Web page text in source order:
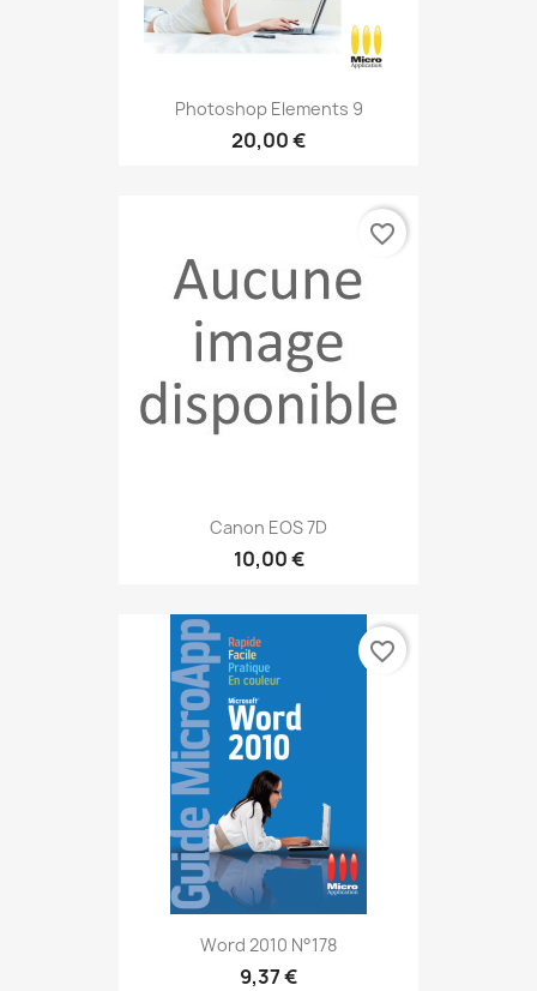
Photoshop Elements 9
20,00 €
Canon EOS 7D
10,00 €
favorite_border
Word 2010 N°178
9,37 €
favorite_border